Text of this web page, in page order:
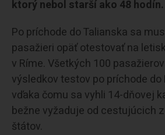
ktorý nebol starší ako 48 hodín.
Po príchode do Talianska sa
pasažieri opäť otestovať na
v Ríme. Všetkých 100
výsledkov testov po príchode do
vďaka čomu sa vyhli 14-dňovej
bežne vyžaduje od cestujúcich
štátov.